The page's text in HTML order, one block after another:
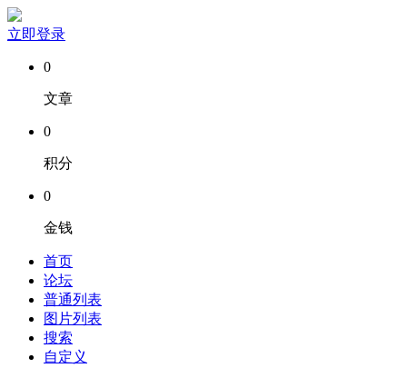
立即登录
0
文章
0
积分
0
金钱
首页
论坛
普通列表
图片列表
搜索
自定义